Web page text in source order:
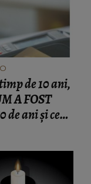
de 10 ani,
A FOST
de ani și ce